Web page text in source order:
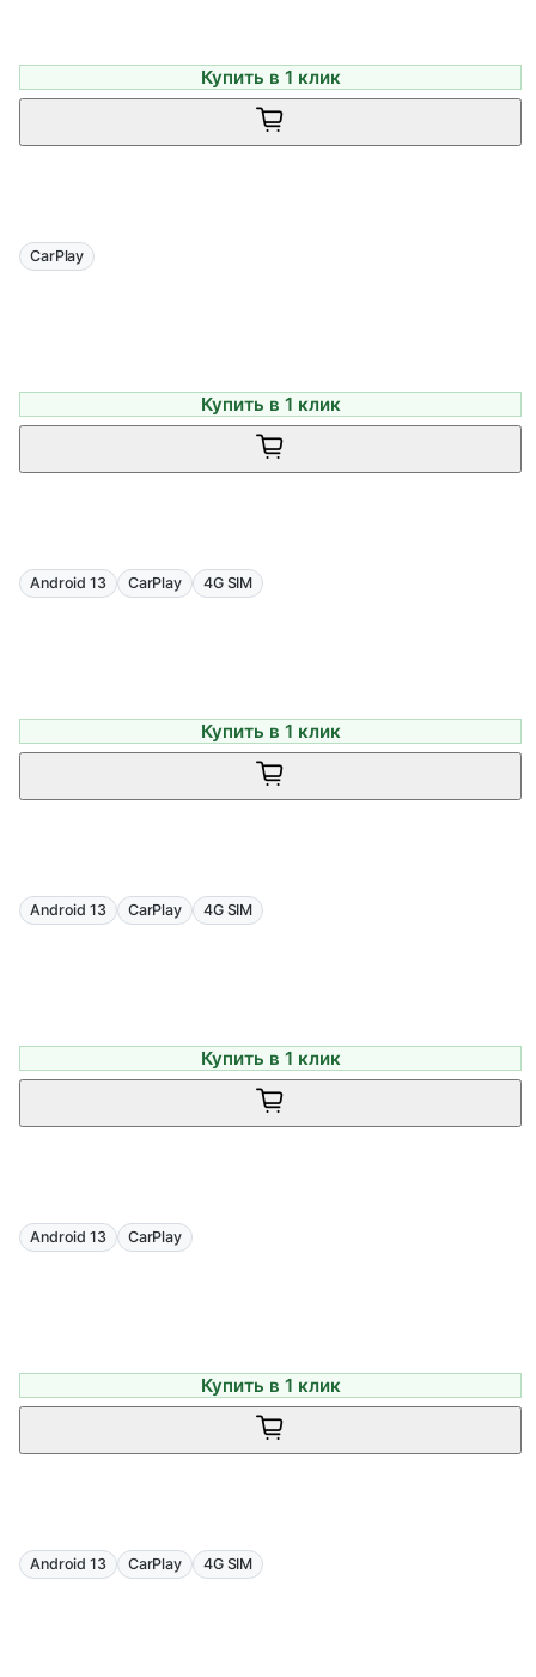
Купить в 1 клик
CarPlay
Купить в 1 клик
Android 13 CarPlay 4G SIM
Купить в 1 клик
Android 13 CarPlay 4G SIM
Купить в 1 клик
Android 13 CarPlay
Купить в 1 клик
Android 13 CarPlay 4G SIM